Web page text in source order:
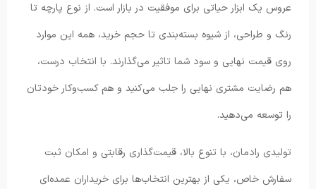
عروس یک ابزار حیاتی برای موفقیت در بازار است. از نوع پارچه تا
رنگ و طراحی، از شیوه بسته‌بندی تا حجم خرید، همه این موارد
روی قیمت نهایی و سود شما تاثیر می‌گذارند. با انتخاب درست،
هم رضایت مشتری نهایی را جلب می‌کنید و هم کسب‌وکار خودتان
را توسعه می‌دهید.
تولیدی رادمان، با تنوع بالا، قیمت‌گذاری رقابتی و امکان ثبت
سفارش خاص، یکی از بهترین انتخاب‌ها برای خریداران عمده‌ای